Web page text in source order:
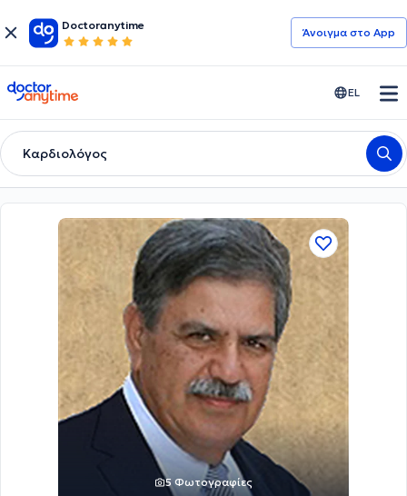
Doctoranytime
Άνοιγμα στο App
doctoranytime EL
Καρδιολόγος
5 Φωτογραφίες